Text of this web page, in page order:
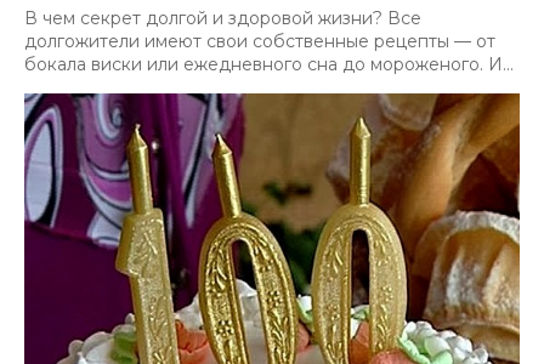
В чем секрет долгой и здоровой жизни? Все
долгожители имеют свои собственные рецепты — от
бокала виски или ежедневного сна до мороженого. И...